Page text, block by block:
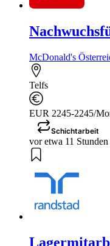
McDonald's
Telfs
EUR 2245-2245/
Schichtarbeit
vor etwa 11 Stunden